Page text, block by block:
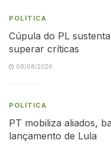
POLÍTICA
Cúpula do PL
superar críticas
08/08/2026
POLÍTICA
PT mobiliza aliados,
lançamento de Lula